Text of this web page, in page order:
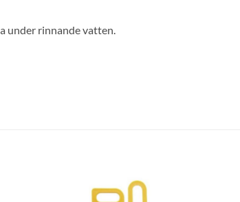
under rinnande vatten.